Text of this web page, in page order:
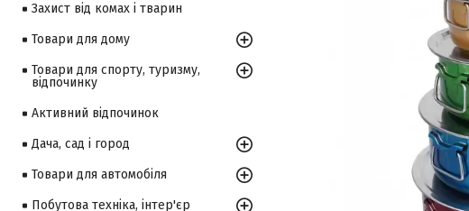
Захист від комах і тварин
Товари для дому
Товари для спорту, туризму,
відпочинку
Активний відпочинок
Дача, сад і город
Товари для автомобіля
Побутова техніка, інтер'єр